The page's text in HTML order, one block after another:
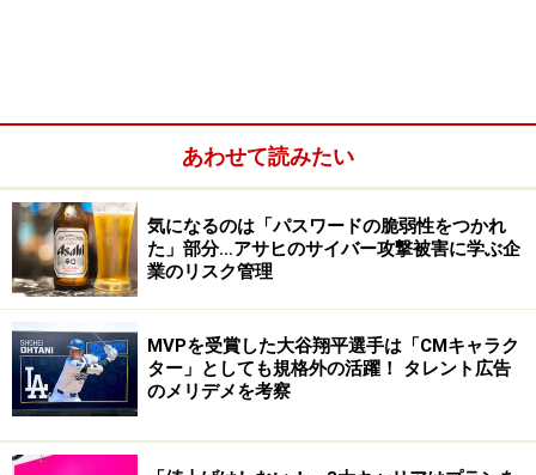
を染めた」「無言の圧力を感じて、不正と知りつつ業務
を遂行した」などの事実です。
あわせて読みたい
気になるのは「パスワードの脆弱性をつかれ
た」部分…アサヒのサイバー攻撃被害に学ぶ企
業のリスク管理
MVPを受賞した大谷翔平選手は「CMキャラク
ター」としても規格外の活躍！ タレント広告
のメリデメを考察